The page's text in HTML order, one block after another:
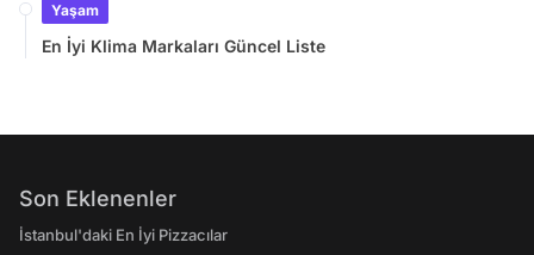
Yaşam
En İyi Klima Markaları Güncel Liste
Son Eklenenler
İstanbul'daki En İyi Pizzacılar